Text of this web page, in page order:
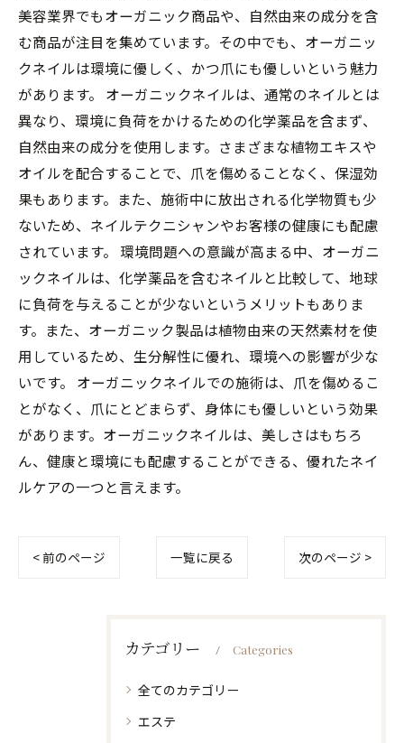
美容業界でもオーガニック商品や、自然由来の成分を含
む商品が注目を集めています。その中でも、オーガニッ
クネイルは環境に優しく、かつ爪にも優しいという魅力
があります。 オーガニックネイルは、通常のネイルとは
異なり、環境に負荷をかけるための化学薬品を含まず、
自然由来の成分を使用します。さまざまな植物エキスや
オイルを配合することで、爪を傷めることなく、保湿効
果もあります。また、施術中に放出される化学物質も少
ないため、ネイルテクニシャンやお客様の健康にも配慮
されています。 環境問題への意識が高まる中、オーガニ
ックネイルは、化学薬品を含むネイルと比較して、地球
に負荷を与えることが少ないというメリットもありま
す。また、オーガニック製品は植物由来の天然素材を使
用しているため、生分解性に優れ、環境への影響が少な
いです。 オーガニックネイルでの施術は、爪を傷めるこ
とがなく、爪にとどまらず、身体にも優しいという効果
があります。オーガニックネイルは、美しさはもちろ
ん、健康と環境にも配慮することができる、優れたネイ
ルケアの一つと言えます。
< 前のページ 一覧に戻る 次のページ >
カテゴリー Categories
全てのカテゴリー
エステ